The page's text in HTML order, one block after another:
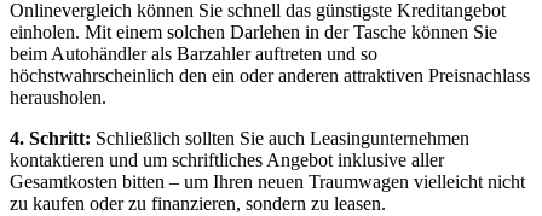
Onlinevergleich können Sie schnell das günstigste Kreditangebot
einholen. Mit einem solchen Darlehen in der Tasche können Sie
beim Autohändler als Barzahler auftreten und so
höchstwahrscheinlich den ein oder anderen attraktiven Preisnachlass
herausholen.
4. Schritt: Schließlich sollten Sie auch Leasingunternehmen
kontaktieren und um schriftliches Angebot inklusive aller
Gesamtkosten bitten – um Ihren neuen Traumwagen vielleicht nicht
zu kaufen oder zu finanzieren, sondern zu leasen.